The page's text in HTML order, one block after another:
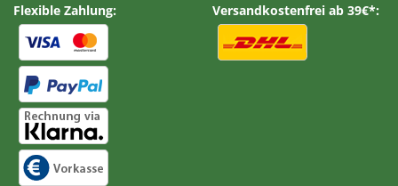
Flexible Zahlung: Versandkostenfrei ab 39€*: